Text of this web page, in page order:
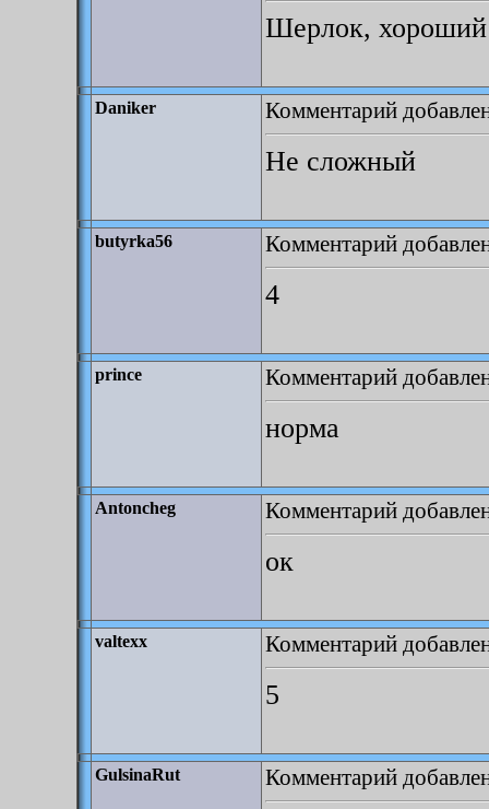
Шерлок,
Daniker Комментарий
Не сложный
butyrka56 Комментарий
4
prince Комментарий
норма
Antoncheg Комментарий
ок
valtexx Комментарий
5
GulsinaRut Комментарий